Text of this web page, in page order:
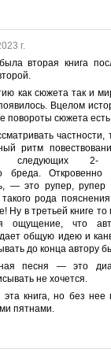
г.
вторая книга
как сюжета так и
Вцелом
повороты сюжета есть.
частности,
ритм
следующих 2-
бреда.
— это рупер, рупер
рода
Ну в третьей книге
ощущение, что
общую идею и
до конца автору
песня — это
не хочется.
эта книга, но без
пятнами.